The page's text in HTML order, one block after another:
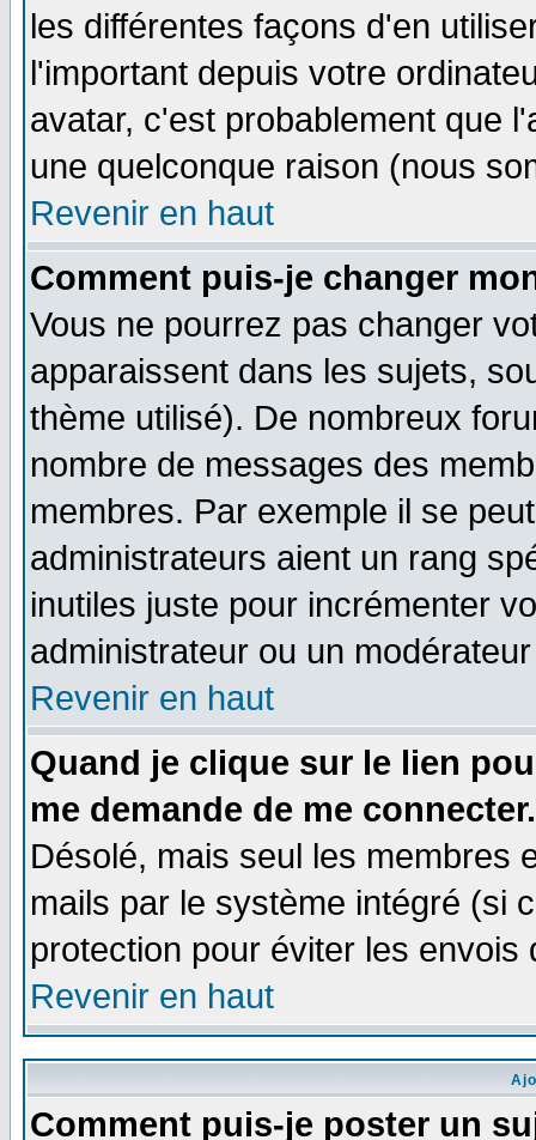
les différentes façons d'en
l'important depuis votre
avatar, c'est probablement que
une quelconque raison (nous
Revenir en haut
Comment puis-je changer
Vous ne pourrez pas changer
apparaissent dans les sujets,
thème utilisé). De nombreux
nombre de messages des
membres. Par exemple il se
administrateurs aient un rang
inutiles juste pour incrémenter
administrateur ou un
Revenir en haut
Quand je clique sur le lien
me demande de me connecter.
Désolé, mais seul les membres
mails par le système intégré (si
protection pour éviter les
Revenir en haut
Comment puis-je poster un